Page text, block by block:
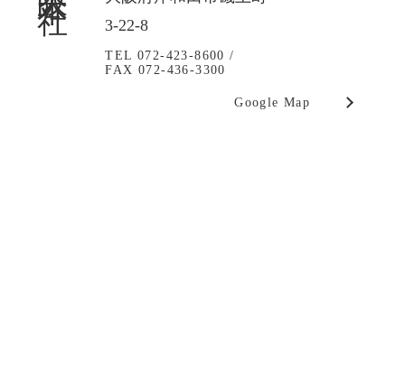
3-22-8
TEL 072-423-8600 /
FAX 072-436-3300
Google Map